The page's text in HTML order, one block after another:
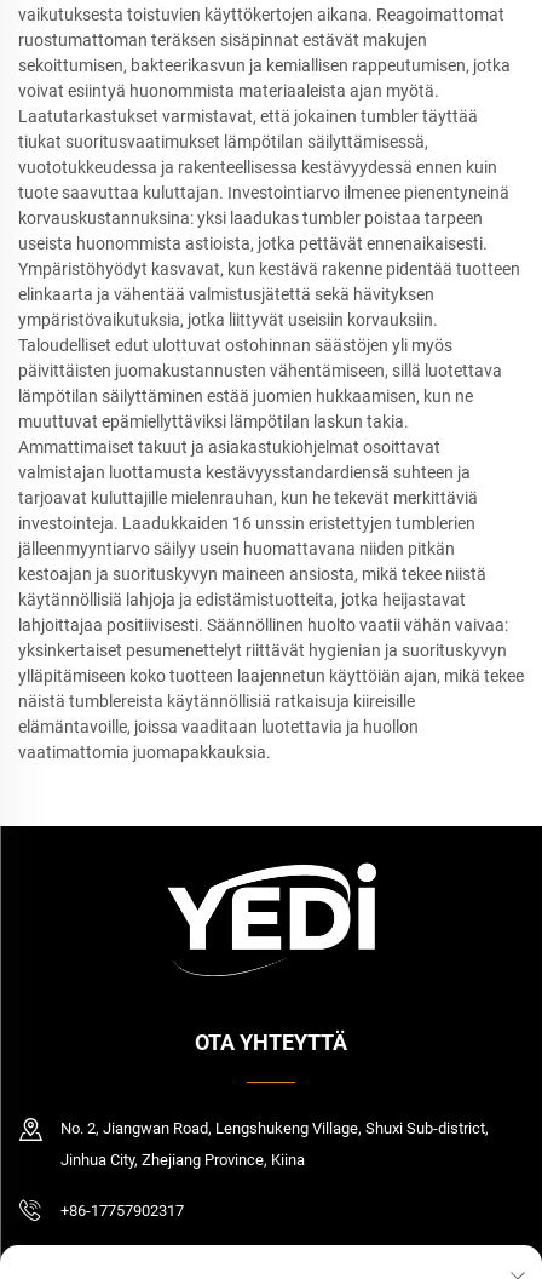
vaikutuksesta toistuvien käyttökertojen aikana. Reagoimattomat
ruostumattoman teräksen sisäpinnat estävät makujen
sekoittumisen, bakteerikasvun ja kemiallisen rappeutumisen, jotka
voivat esiintyä huonommista materiaaleista ajan myötä.
Laatutarkastukset varmistavat, että jokainen tumbler täyttää
tiukat suoritusvaatimukset lämpötilan säilyttämisessä,
vuototukkeudessa ja rakenteellisessa kestävyydessä ennen kuin
tuote saavuttaa kuluttajan. Investointiarvo ilmenee pienentyneinä
korvauskustannuksina: yksi laadukas tumbler poistaa tarpeen
useista huonommista astioista, jotka pettävät ennenaikaisesti.
Ympäristöhyödyt kasvavat, kun kestävä rakenne pidentää tuotteen
elinkaarta ja vähentää valmistusjätettä sekä hävityksen
ympäristövaikutuksia, jotka liittyvät useisiin korvauksiin.
Taloudelliset edut ulottuvat ostohinnan säästöjen yli myös
päivittäisten juomakustannusten vähentämiseen, sillä luotettava
lämpötilan säilyttäminen estää juomien hukkaamisen, kun ne
muuttuvat epämiellyttäviksi lämpötilan laskun takia.
Ammattimaiset takuut ja asiakastukiohjelmat osoittavat
valmistajan luottamusta kestävyysstandardiensä suhteen ja
tarjoavat kuluttajille mielenrauhan, kun he tekevät merkittäviä
investointeja. Laadukkaiden 16 unssin eristettyjen tumblerien
jälleenmyyntiarvo säilyy usein huomattavana niiden pitkän
kestoajan ja suorituskyvyn maineen ansiosta, mikä tekee niistä
käytännöllisiä lahjoja ja edistämistuotteita, jotka heijastavat
lahjoittajaa positiivisesti. Säännöllinen huolto vaatii vähän vaivaa:
yksinkertaiset pesumenettelyt riittävät hygienian ja suorituskyvyn
ylläpitämiseen koko tuotteen laajennetun käyttöiän ajan, mikä tekee
näistä tumblereista käytännöllisiä ratkaisuja kiireisille
elämäntavoille, joissa vaaditaan luotettavia ja huollon
vaatimattomia juomapakkauksia.
OTA YHTEYTTÄ
No. 2, Jiangwan Road, Lengshukeng Village, Shuxi Sub-district,
Jinhua City, Zhejiang Province, Kiina
+86-17757902317